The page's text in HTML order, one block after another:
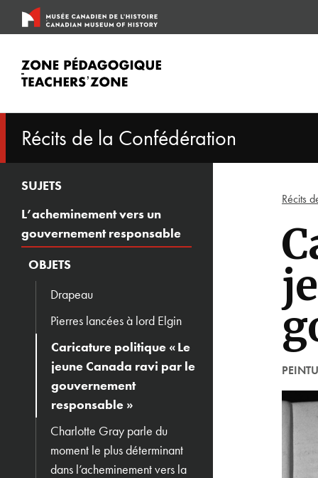
Passer
contenu
Récits de la Confédération
SUJETS
L’acheminement vers un
gouvernement responsable
OBJETS
Drapeau
Pierres lancées à lord Elgin
Caricature politique « Le
jeune Canada ravi par le
gouvernement
responsable »
Charlotte Gray parle du
moment le plus déterminant
dans l’acheminement vers la
Récits